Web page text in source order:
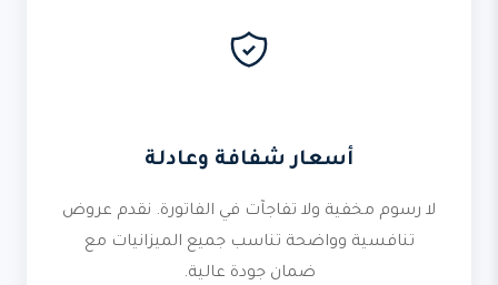
أسعار شفافة وعادلة
لا رسوم مخفية ولا تفاجآت في الفاتورة. نقدم عروض
تنافسية وواضحة تناسب جميع الميزانيات مع
ضمان جودة عالية.